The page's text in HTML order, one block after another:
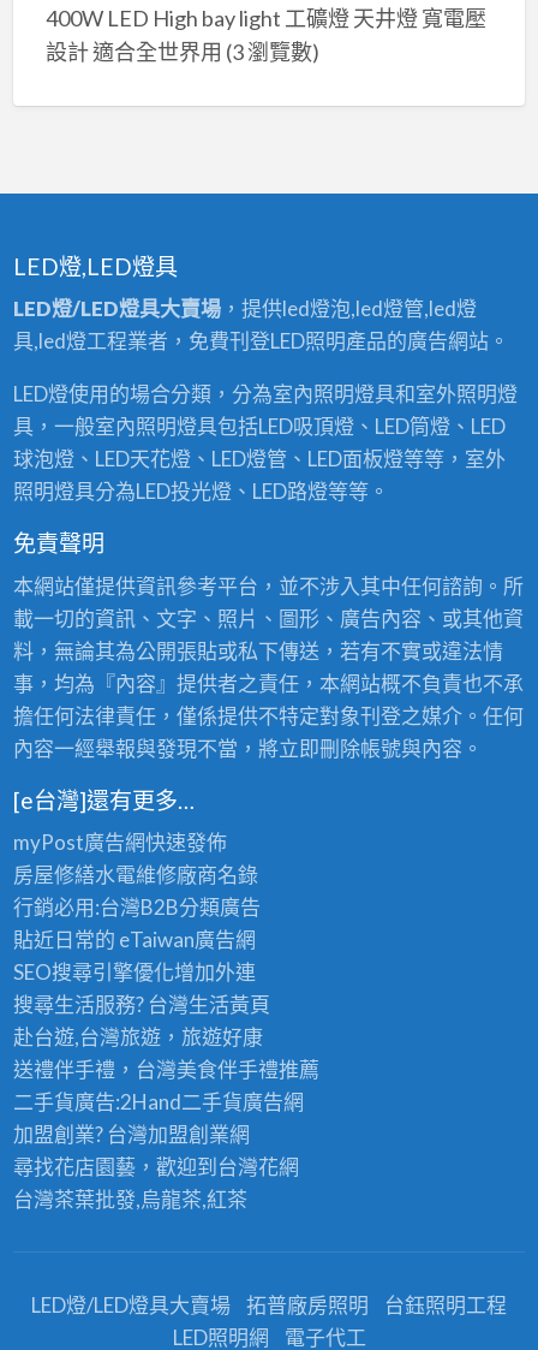
400W LED High bay light 工礦燈 天井燈 寬電壓
設計 適合全世界用 (3 瀏覽數)
LED燈,LED燈具
LED燈/LED燈具大賣場，提供led燈泡,led燈管,led燈
具,led燈工程業者，免費刊登LED照明產品的廣告網站。
LED燈使用的場合分類，分為室內照明燈具和室外照明燈
具，一般室內照明燈具包括LED吸頂燈、LED筒燈、LED
球泡燈、LED天花燈、LED燈管、LED面板燈等等，室外
照明燈具分為LED投光燈、LED路燈等等。
免責聲明
本網站僅提供資訊參考平台，並不涉入其中任何諮詢。所
載一切的資訊、文字、照片、圖形、廣告內容、或其他資
料，無論其為公開張貼或私下傳送，若有不實或違法情
事，均為『內容』提供者之責任，本網站概不負責也不承
擔任何法律責任，僅係提供不特定對象刊登之媒介。任何
內容一經舉報與發現不當，將立即刪除帳號與內容。
[e台灣]還有更多…
myPost廣告網快速發佈
房屋修繕水電維修廠商名錄
行銷必用:台灣B2B分類廣告
貼近日常的 eTaiwan廣告網
SEO搜尋引擎優化增加外連
搜尋生活服務? 台灣生活黃頁
赴台遊,台灣旅遊，旅遊好康
送禮伴手禮，台灣美食伴手禮推薦
二手貨廣告:2Hand二手貨廣告網
加盟創業? 台灣加盟創業網
尋找花店園藝，歡迎到 台灣花網
台灣茶葉批發,烏龍茶,紅茶
LED燈/LED燈具大賣場 拓普廠房照明
台鈺照明工程
LED照明網
電子代工